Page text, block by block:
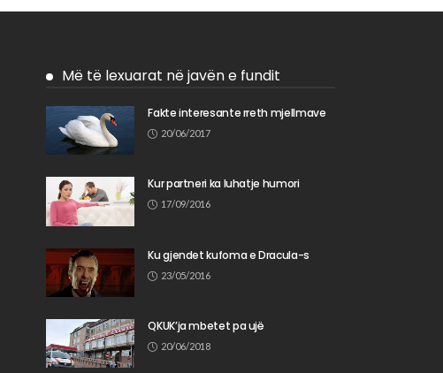
Më të lexuarat në javën e fundit
Fakte interesante rreth mjellmave
20/06/2017
Kur partneri ka luhatje humori
17/09/2016
Ku gjendet kufoma e Dracula-s
23/05/2016
QKUK’ja mbetet pa ujë
20/06/2018